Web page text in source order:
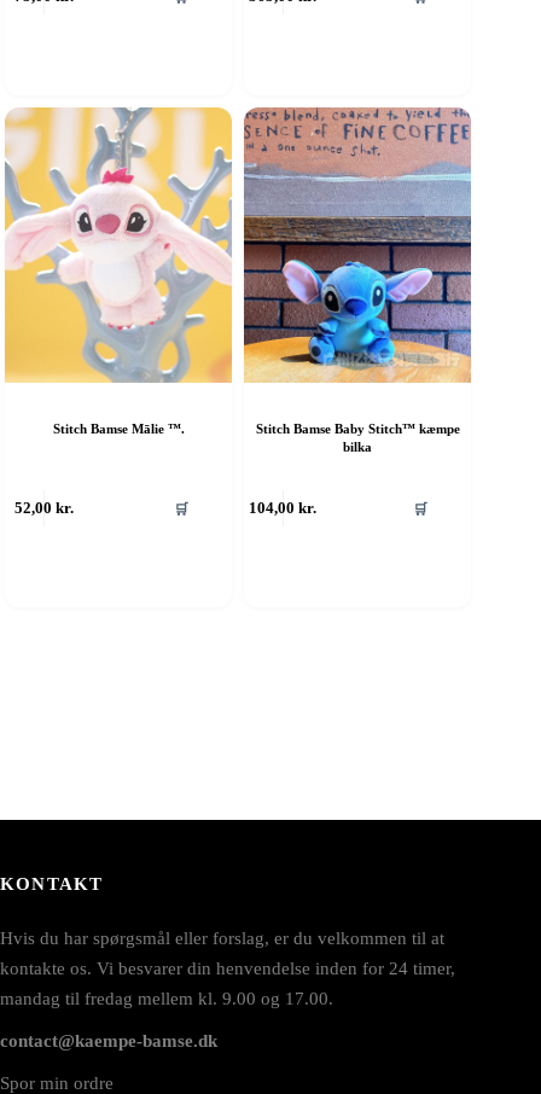
Stitch Bamse Mālie ™.
52,00 kr. 🛒
Stitch Bamse Baby Stitch™ kæmpe
bilka
104,00kr. 🛒
KONTAKT
Hvis du har spørgsmål eller forslag, er du velkommen til at
kontakte os. Vi besvarer din henvendelse inden for 24 timer,
mandag til fredag mellem kl. 9.00 og 17.00.
contact@kaempe-bamse.dk
Spor min ordre